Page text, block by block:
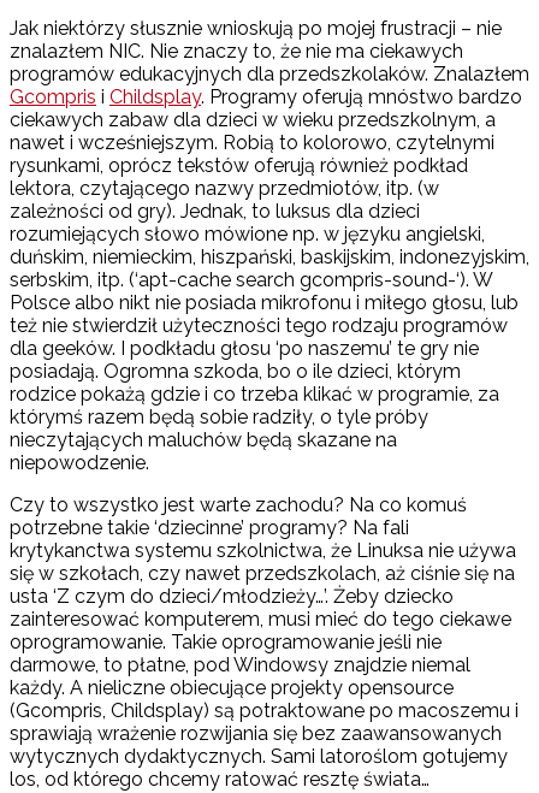
Jak niektórzy słusznie wnioskują po mojej frustracji – nie
znalazłem NIC. Nie znaczy to, że nie ma ciekawych
programów edukacyjnych dla przedszkolaków. Znalazłem
Gcompris i Childsplay. Programy oferują mnóstwo bardzo
ciekawych zabaw dla dzieci w wieku przedszkolnym, a
nawet i wcześniejszym. Robią to kolorowo, czytelnymi
rysunkami, oprócz tekstów oferują również podkład
lektora, czytającego nazwy przedmiotów, itp. (w
zależności od gry). Jednak, to luksus dla dzieci
rozumiejących słowo mówione np. w języku angielski,
duńskim, niemieckim, hiszpański, baskijskim, indonezyjskim,
serbskim, itp. (‘apt-cache search gcompris-sound-‘). W
Polsce albo nikt nie posiada mikrofonu i miłego głosu, lub
też nie stwierdził użyteczności tego rodzaju programów
dla geeków. I podkładu głosu ‘po naszemu’ te gry nie
posiadają. Ogromna szkoda, bo o ile dzieci, którym
rodzice pokażą gdzie i co trzeba klikać w programie, za
którymś razem będą sobie radziły, o tyle próby
nieczytających maluchów będą skazane na
niepowodzenie.
Czy to wszystko jest warte zachodu? Na co komuś
potrzebne takie ‘dziecinne’ programy? Na fali
krytykanctwa systemu szkolnictwa, że Linuksa nie używa
się w szkołach, czy nawet przedszkolach, aż ciśnie się na
usta ‘Z czym do dzieci/młodzieży…’. Żeby dziecko
zainteresować komputerem, musi mieć do tego ciekawe
oprogramowanie. Takie oprogramowanie jeśli nie
darmowe, to płatne, pod Windowsy znajdzie niemal
każdy. A nieliczne obiecujące projekty opensource
(Gcompris, Childsplay) są potraktowane po macoszemu i
sprawiają wrażenie rozwijania się bez zaawansowanych
wytycznych dydaktycznych. Sami latoroślom gotujemy
los, od którego chcemy ratować resztę świata…